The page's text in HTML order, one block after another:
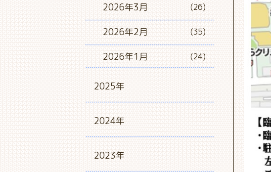
2026年3月 (26)
2026年2月 (35)
2026年1月 (24)
2025年
2024年
2023年